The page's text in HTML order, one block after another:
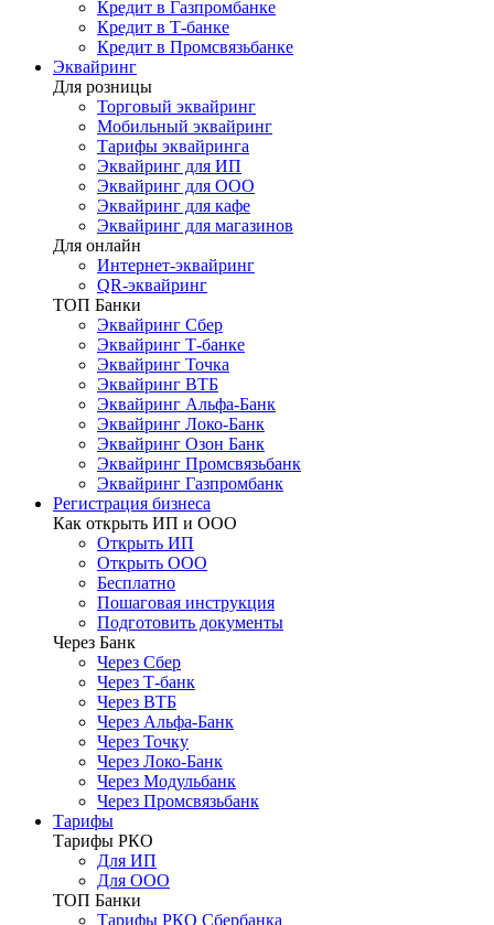
Кредит в Газпромбанке
Кредит в Т-банке
Кредит в Промсвязьбанке
Эквайринг
Для розницы
Торговый эквайринг
Мобильный эквайринг
Тарифы эквайринга
Эквайринг для ИП
Эквайринг для ООО
Эквайринг для кафе
Эквайринг для магазинов
Для онлайн
Интернет-эквайринг
QR-эквайринг
ТОП Банки
Эквайринг Сбер
Эквайринг Т-банке
Эквайринг Точка
Эквайринг ВТБ
Эквайринг Альфа-Банк
Эквайринг Локо-Банк
Эквайринг Озон Банк
Эквайринг Промсвязьбанк
Эквайринг Газпромбанк
Регистрация бизнеса
Как открыть ИП и ООО
Открыть ИП
Открыть ООО
Бесплатно
Пошаговая инструкция
Подготовить документы
Через Банк
Через Сбер
Через Т-банк
Через ВТБ
Через Альфа-Банк
Через Точку
Через Локо-Банк
Через Модульбанк
Через Промсвязьбанк
Тарифы
Тарифы РКО
Для ИП
Для ООО
ТОП Банки
Тарифы РКО Сбербанка